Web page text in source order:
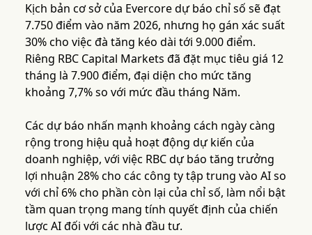
Kịch bản cơ sở của Evercore dự báo chỉ số sẽ đạt
7.750 điểm vào năm 2026, nhưng họ gán xác suất
30% cho việc đà tăng kéo dài tới 9.000 điểm.
Riêng RBC Capital Markets đã đặt mục tiêu giá 12
tháng là 7.900 điểm, đại diện cho mức tăng
khoảng 7,7% so với mức đầu tháng Năm.
Các dự báo nhấn mạnh khoảng cách ngày càng
rộng trong hiệu quả hoạt động dự kiến của
doanh nghiệp, với việc RBC dự báo tăng trưởng
lợi nhuận 28% cho các công ty tập trung vào AI so
với chỉ 6% cho phần còn lại của chỉ số, làm nổi bật
tầm quan trọng mang tính quyết định của chiến
lược AI đối với các nhà đầu tư.